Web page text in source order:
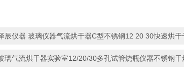
辰仪器 玻璃仪器气流烘干器C型不锈钢12 20 30快速烘干
璃气流烘干器实验室12/20/30多孔试管烧瓶仪器不锈钢干